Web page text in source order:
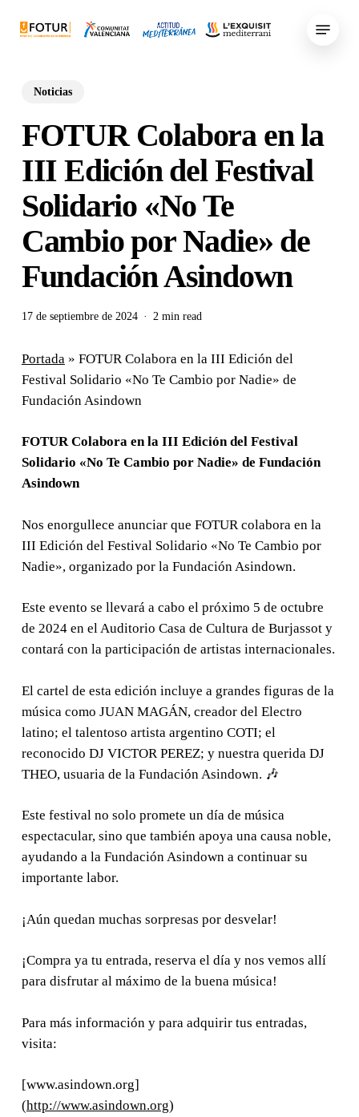
Noticias
FOTUR Colabora en la
III Edición del Festival
Solidario «No Te
Cambio por Nadie» de
Fundación Asindown
17 de septiembre de 2024 2 min read
Portada » FOTUR Colabora en la III Edición del
Festival Solidario «No Te Cambio por Nadie» de
Fundación Asindown
FOTUR Colabora en la III Edición del Festival
Solidario «No Te Cambio por Nadie» de Fundación
Asindown
Nos enorgullece anunciar que FOTUR colabora en la
III Edición del Festival Solidario «No Te Cambio por
Nadie», organizado por la Fundación Asindown.
Este evento se llevará a cabo el próximo 5 de octubre
de 2024 en el Auditorio Casa de Cultura de Burjassot y
contará con la participación de artistas internacionales.
El cartel de esta edición incluye a grandes figuras de la
música como JUAN MAGÁN, creador del Electro
latino; el talentoso artista argentino COTI; el
reconocido DJ VICTOR PEREZ; y nuestra querida DJ
THEO, usuaria de la Fundación Asindown. 🎶
Este festival no solo promete un día de música
espectacular, sino que también apoya una causa noble,
ayudando a la Fundación Asindown a continuar su
importante labor.
¡Aún quedan muchas sorpresas por desvelar!
¡Compra ya tu entrada, reserva el día y nos vemos allí
para disfrutar al máximo de la buena música!
Para más información y para adquirir tus entradas,
visita:
[www.asindown.org]
(http://www.asindown.org)